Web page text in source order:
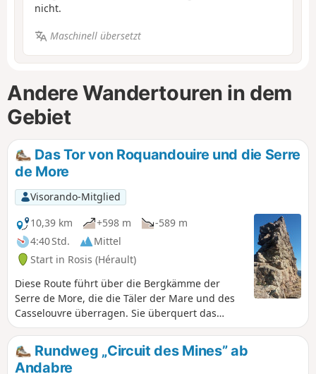
nicht.
Maschinell übersetzt
Andere Wandertouren in dem
Gebiet
Das Tor von Roquandouire und die Serre
de More
Visorando-Mitglied
10,39 km
+598 m
-589 m
4:40 Std.
Mittel
Start in Rosis (Hérault)
Diese Route führt über die Bergkämme der
Serre de More, die die Täler der Mare und des
Casselouvre überragen. Sie überquert das
Portail de Roquandouire, ein natürliches und
überraschendes Tor.
Rundweg „Circuit des Mines” ab
Andabre